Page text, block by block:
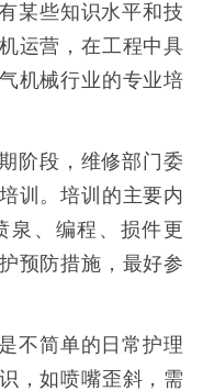
某些知识水平和技
运营，在工程中具
机械行业的专业培
阶段，维修部门委
训。培训的主要内
泉、编程、损件更
预防措施，最好参
不简单的日常护理
，如喷嘴歪斜，需